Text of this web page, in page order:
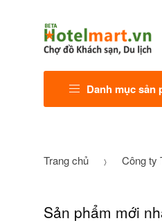
Danh mục sản
Trang chủ Công ty
Sản phẩm mới